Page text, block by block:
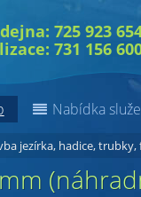
jezírka, hadice,
Nabídka
725 923
731 156